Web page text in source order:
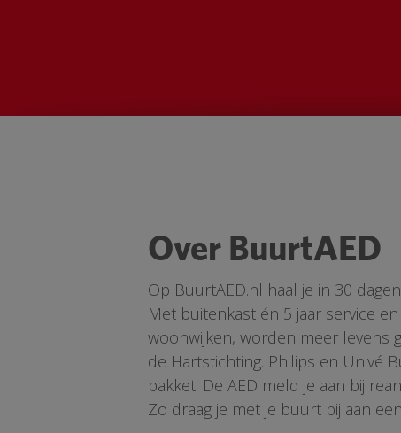
Over BuurtAED
Op BuurtAED.nl haal je in 30
Met buitenkast én 5 jaar service
woonwijken, worden meer levens
de Hartstichting. Philips en Univé
pakket. De AED meld je aan bij
Zo draag je met je buurt bij aan